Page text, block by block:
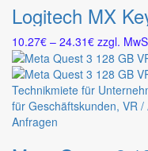
gewählt
weist
mehrere
Varianten
auf.
Die
Optionen
können
Logitech MX
10.27€ – 24.31€
10.27€
bis
24.31€
zzgl.
Anfragen